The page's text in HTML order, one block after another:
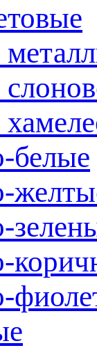
белые